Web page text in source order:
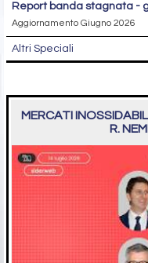
report banda stagnata -
Aggiornamento Giugno 2026
Altri Speciali
MERCATI
R.